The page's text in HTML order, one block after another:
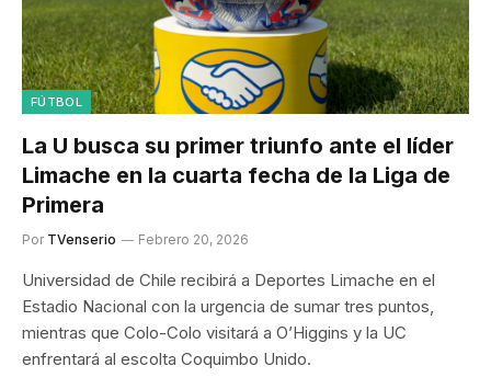
FÚTBOL
La U busca su primer triunfo ante el líder
Limache en la cuarta fecha de la Liga de
Primera
Por TVenserio Febrero 20, 2026
Universidad de Chile recibirá a Deportes Limache en el
Estadio Nacional con la urgencia de sumar tres puntos,
mientras que Colo-Colo visitará a O’Higgins y la UC
enfrentará al escolta Coquimbo Unido.